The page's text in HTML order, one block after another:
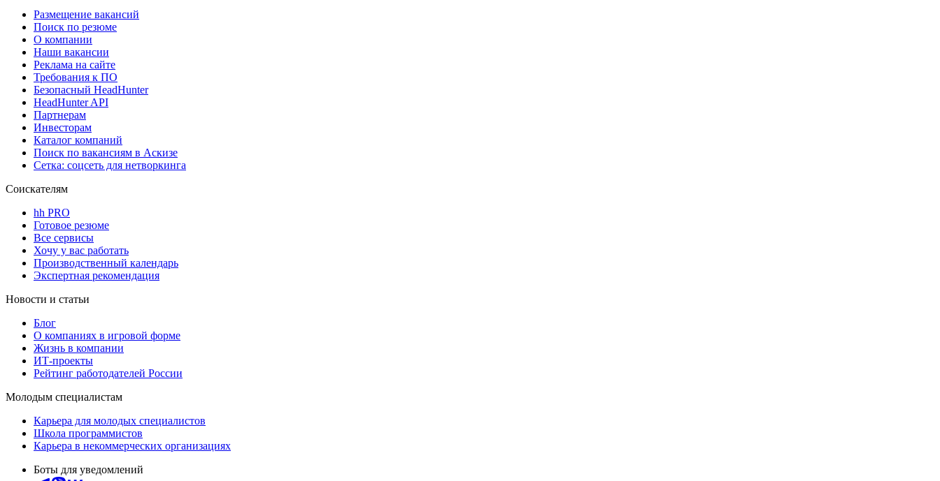
Размещение вакансий
Поиск по резюме
О компании
Наши вакансии
Реклама на сайте
Требования к ПО
Безопасный HeadHunter
HeadHunter API
Партнерам
Инвесторам
Каталог компаний
Поиск по вакансиям в Аскизе
Сетка: соцсеть для нетворкинга
Соискателям
hh PRO
Готовое резюме
Все сервисы
Хочу у вас работать
Производственный календарь
Экспертная рекомендация
Новости и статьи
Блог
О компаниях в игровой форме
Жизнь в компании
ИТ-проекты
Рейтинг работодателей России
Молодым специалистам
Карьера для молодых специалистов
Школа программистов
Карьера в некоммерческих организациях
Боты для уведомлений